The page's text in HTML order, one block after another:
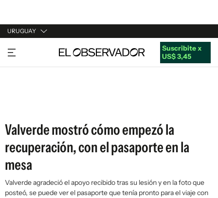
URUGUAY
URUGUAY
ARGENTINA
Suscribite x
US$ 3,45
Valverde mostró cómo empezó la
recuperación, con el pasaporte en la
mesa
Valverde agradeció el apoyo recibido tras su lesión y en la foto que
posteó, se puede ver el pasaporte que tenía pronto para el viaje con